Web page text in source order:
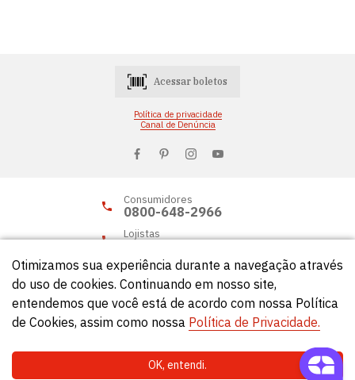
Acessar boletos
Política de privacidade
Canal de Denúncia
Consumidores
0800-648-2966
Lojistas
© Círculo 2026 - Todos os direitos reservados.
Natela
Otimizamos sua experiência durante a navegação através
do uso de cookies. Continuando em nosso site,
entendemos que você está de acordo com nossa Política
de Cookies, assim como nossa Política de Privacidade.
OK, entendi.